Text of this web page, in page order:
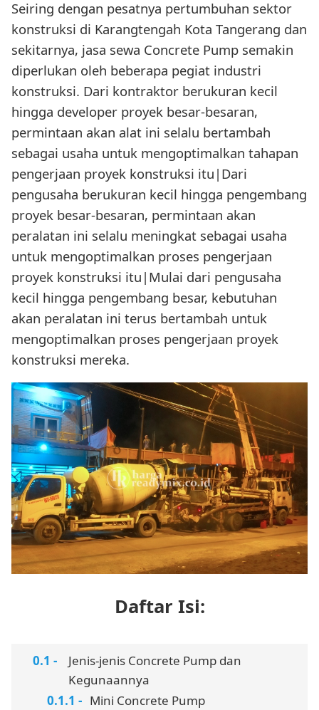
Seiring dengan pesatnya pertumbuhan sektor
konstruksi di Karangtengah Kota Tangerang dan
sekitarnya, jasa sewa Concrete Pump semakin
diperlukan oleh beberapa pegiat industri
konstruksi. Dari kontraktor berukuran kecil
hingga developer proyek besar-besaran,
permintaan akan alat ini selalu bertambah
sebagai usaha untuk mengoptimalkan tahapan
pengerjaan proyek konstruksi itu|Dari
pengusaha berukuran kecil hingga pengembang
proyek besar-besaran, permintaan akan
peralatan ini selalu meningkat sebagai usaha
untuk mengoptimalkan proses pengerjaan
proyek konstruksi itu|Mulai dari pengusaha
kecil hingga pengembang besar, kebutuhan
akan peralatan ini terus bertambah untuk
mengoptimalkan proses pengerjaan proyek
konstruksi mereka.
Daftar Isi:
Jenis-jenis Concrete Pump dan
Kegunaannya
Mini Concrete Pump